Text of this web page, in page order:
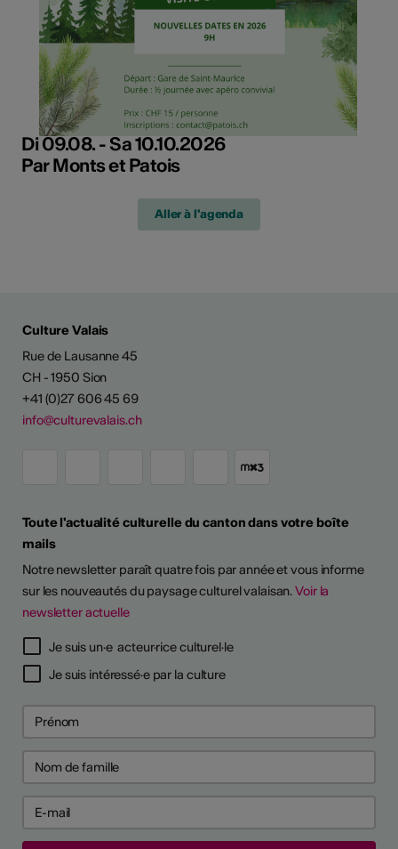
Di 09.08. - Sa 10.10.2026
Par Monts et Patois
Aller à l'agenda
Culture Valais
Rue de Lausanne 45
CH - 1950 Sion
+41 (0)27 606 45 69
info@culturevalais.ch
Toute l'actualité culturelle du canton dans votre boîte
mails
Notre newsletter paraît quatre fois par année et vous informe
sur les nouveautés du paysage culturel valaisan.Voir la
newsletter actuelle
Je suis un·e acteur·rice culturel·le
Je suis intéressé·e par la culture